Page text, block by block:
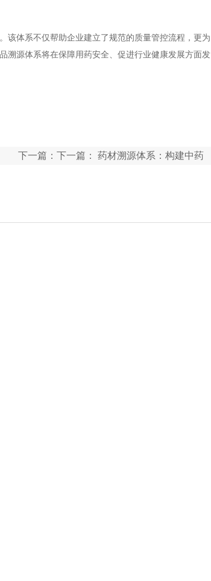
该体系不仅帮助企业建立了规范的质量管控流程，更为
溯源体系将在保障用药安全、促进行业健康发展方面发
下一篇：下一篇： 药材溯源体系：构建中药